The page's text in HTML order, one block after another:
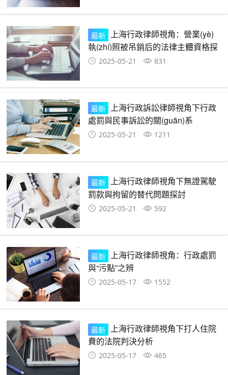
最新
上海行政律師視角：營業(yè)
執(zhí)照被吊銷后的法律主體資格探
究 2025-05-21 831
最新 上海行政訴訟律師視角下行政
處罰與民事訴訟的關(guān)系
2025-05-21 1211
最新 上海行政律師視角下無證駕駛
罰款與拘留的替代問題探討
2025-05-21 592
最新 上海行政律師視角：行政處罰
與“污點”之辨
2025-05-17 1552
最新 上海行政律師視角下打人住院
費的法院判決分析
2025-05-17 465